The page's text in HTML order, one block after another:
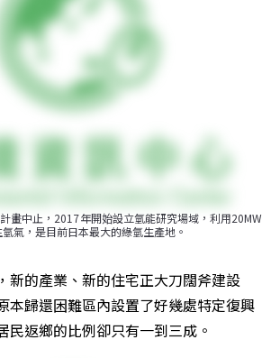
畫中止，2017年開始設立氫能研究場域，利用20MW
氣，是目前日本最大的綠氫生產地。
新的產業、新的住宅正大刀闊斧建設
本歸還困難區內設置了好幾處特定復興
民返鄉的比例卻只有一到三成。